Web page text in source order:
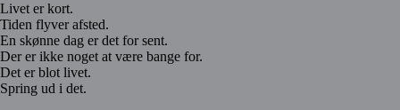
Livet er kort.
Tiden flyver afsted.
En skønne dag er det for sent.
Der er ikke noget at være bange for.
Det er blot livet.
Spring ud i det.